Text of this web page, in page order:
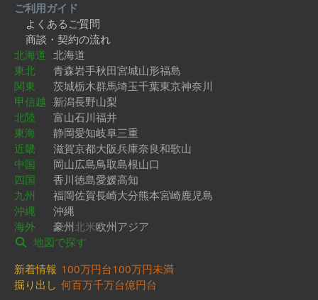
ご利用ガイド
よくあるご質問
商談・契約の流れ
北海道 北海道
東北
青森岩手秋田宮城山形福島
関東
茨城栃木群馬埼玉千葉東京神奈川
甲信越 新潟長野山梨
北陸
富山石川福井
東海
静岡愛知岐阜三重
近畿
滋賀京都大阪兵庫奈良和歌山
中国
岡山広島鳥取島根山口
四国
香川徳島愛媛高知
九州
福岡佐賀長崎大分熊本宮崎鹿児島
沖縄
沖縄
海外
豪州北米欧州アジア
地図で探す
新着情報 100万円台100万円未満
掘り出し 何百万千万台億円台